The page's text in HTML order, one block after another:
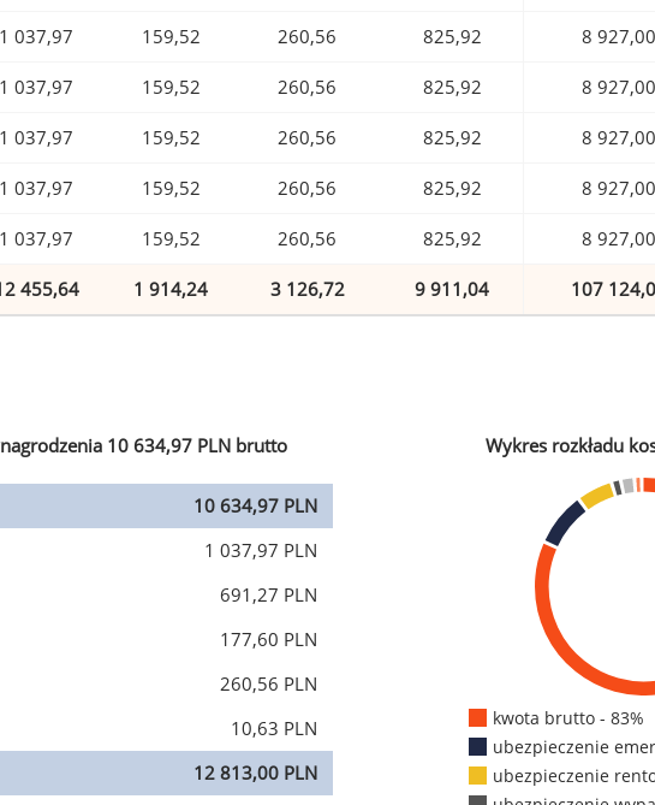
1 037,97 159,52 260,56 825,92 8 927,00
1 037,97 159,52 260,56 825,92 8 927,00
1 037,97 159,52 260,56 825,92 8 927,00
1 037,97 159,52 260,56 825,92 8 927,00
1 037,97 159,52 260,56 825,92 8 927,00
455,64 1 914,24 3 126,72 9 911,04 107
10 634,97 PLN brutto
10 634,97 PLN
1 037,97 PLN
691,27 PLN
177,60 PLN
260,56 PLN
10,63 PLN
12 813,00 PLN
Wykres rozkładu
kwota brutto - 83%
ubezpieczenie
ubezpieczenie